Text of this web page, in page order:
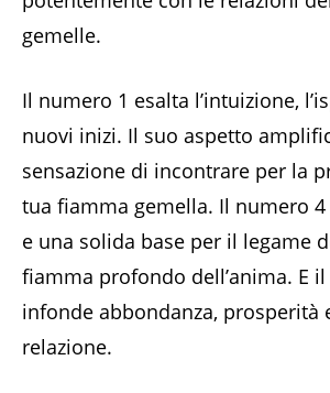
gemelle.
Il numero 1 esalta l’intuizione,
nuovi inizi. Il suo aspetto
sensazione di incontrare per la
tua fiamma gemella. Il numero
e una solida base per il legame
fiamma profondo dell’anima. E
infonde abbondanza, prosperità
relazione.